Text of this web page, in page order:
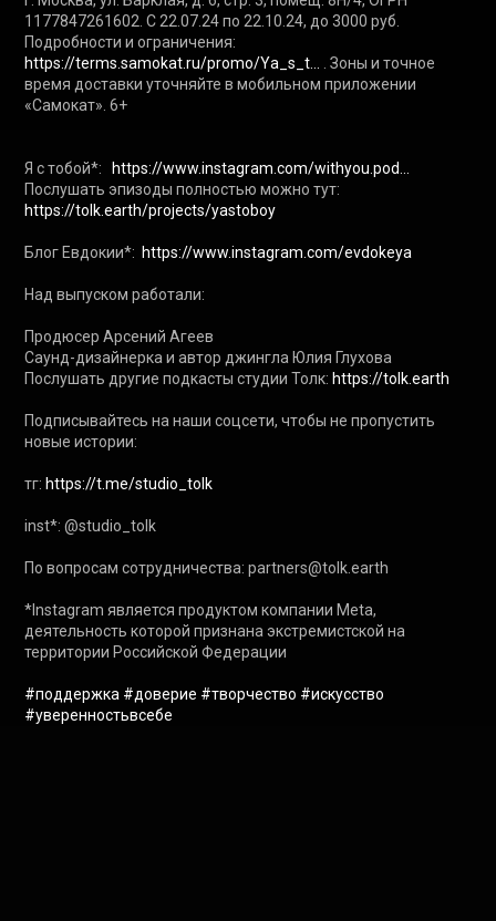
1177847261602. С 22.07.24 по 22.10.24, до 3000 руб.
Подробности и ограничения:
https://terms.samokat.ru/promo/Ya_s_t...
. Зоны и точное
время доставки уточняйте в мобильном приложении
«Самокат». 6+
Я с тобой*:
https://www.instagram.com/withyou.pod...
Послушать эпизоды полностью можно тут:
https://tolk.earth/projects/yastoboy
Блог Евдокии*: https://www.instagram.com/evdokeya
Над выпуском работали:
Продюсер Арсений Агеев
Саунд-дизайнерка и автор джингла Юлия Глухова
Послушать другие подкасты студии Толк: https://tolk.earth
Подписывайтесь на наши соцсети, чтобы не пропустить
новые истории:
тг: https://t.me/studio_tolk
inst*: @studio_tolk
По вопросам сотрудничества: partners@tolk.earth
*Instagram является продуктом компании Meta,
деятельность которой признана экстремистской на
территории Российской Федерации
#поддержка #доверие #творчество #искусство
#уверенностьвсебе